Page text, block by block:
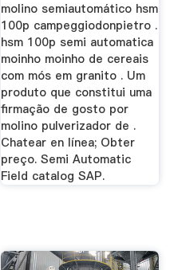
molino semiautomático hsm
100p campeggiodonpietro .
hsm 100p semi automatica
moinho moinho de cereais
com mós em granito . Um
produto que constitui uma
firmação de gosto por
molino pulverizador de .
Chatear en línea; Obter
preço. Semi Automatic
Field catalog SAP.